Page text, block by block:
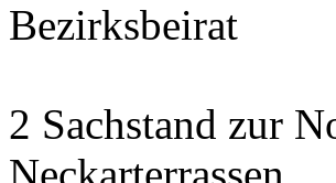
Bezirksbeirat
2 Sachstand zur